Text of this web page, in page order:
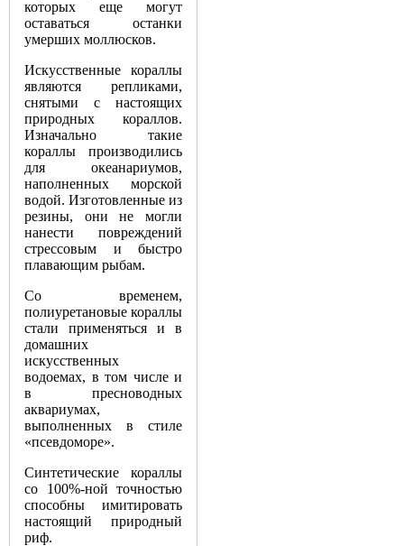
которых еще могут
оставаться останки
умерших моллюсков.
Искусственные кораллы
являются репликами,
снятыми с настоящих
природных кораллов.
Изначально такие
кораллы производились
для океанариумов,
наполненных морской
водой. Изготовленные из
резины, они не могли
нанести повреждений
стрессовым и быстро
плавающим рыбам.
Со временем,
полиуретановые кораллы
стали применяться и в
домашних
искусственных
водоемах, в том числе и
в пресноводных
аквариумах,
выполненных в стиле
«псевдоморе».
Синтетические кораллы
со 100%-ной точностью
способны имитировать
настоящий природный
риф.